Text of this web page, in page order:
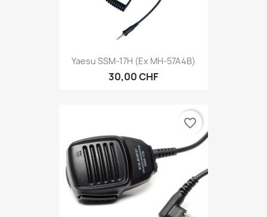
Yaesu SSM-17H (ex MH-57A4B)
30,00 CHF
favorite_border